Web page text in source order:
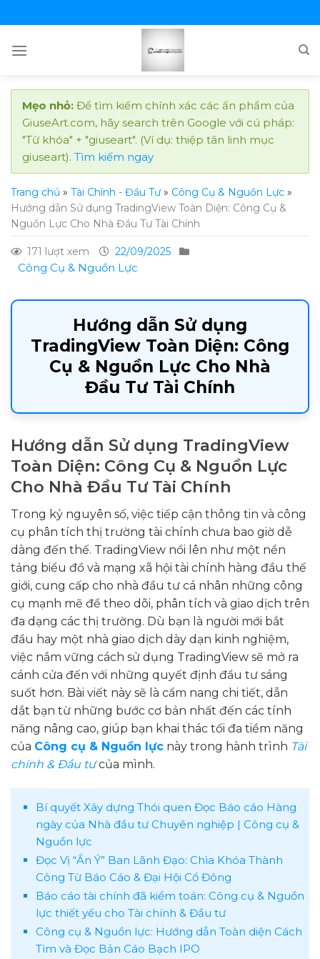
to
content
Mẹo nhỏ: Để tìm kiếm chính xác các ấn phẩm của
GiuseArt.com, hãy search trên Google với cú pháp:
"Từ khóa" + "giuseart". (Ví dụ: thiệp tân linh mục
giuseart). Tìm kiếm ngay
Trang chủ » Tài Chính - Đầu Tư» Công Cụ & Nguồn Lực »
Hướng dẫn Sử dụng TradingView Toàn Diện: Công Cụ &
Nguồn Lực Cho Nhà Đầu Tư Tài Chính
171 lượt xem 22/09/2025
Công Cụ & Nguồn Lực
Hướng dẫn Sử dụng
TradingView Toàn Diện: Công
Cụ & Nguồn Lực Cho Nhà
Đầu Tư Tài Chính
Hướng dẫn Sử dụng TradingView
Toàn Diện: Công Cụ & Nguồn Lực
Cho Nhà Đầu Tư Tài Chính
Trong kỷ nguyên số, việc tiếp cận thông tin và công
cụ phân tích thị trường tài chính chưa bao giờ dễ
dàng đến thế. TradingView nổi lên như một nền
tảng biểu đồ và mạng xã hội tài chính hàng đầu thế
giới, cung cấp cho nhà đầu tư cá nhân những công
cụ mạnh mẽ để theo dõi, phân tích và giao dịch trên
đa dạng các thị trường. Dù bạn là người mới bắt
đầu hay một nhà giao dịch dày dạn kinh nghiệm,
việc nắm vững cách sử dụng TradingView sẽ mở ra
cánh cửa đến với những quyết định đầu tư sáng
suốt hơn. Bài viết này sẽ là cẩm nang chi tiết, dẫn
dắt bạn từ những bước cơ bản nhất đến các tính
năng nâng cao, giúp bạn khai thác tối đa tiềm năng
của Công cụ & Nguồn lực này trong hành trình Tài
chính & Đầu tưcủa mình.
Bí quyết Xây dựng Thói quen Đọc Báo cáo Hàng
ngày của Nhà đầu tư Chuyên nghiệp | Công cụ &
Nguồn lực
Đọc Vị “Ẩn Ý” Ban Lãnh Đạo: Chìa Khóa Thành
Công Từ Báo Cáo & Đại Hội Cổ Đông
Báo cáo tài chính đã kiểm toán: Công cụ & Nguồn
lực thiết yếu cho Tài chính & Đầu tư
Công cụ & Nguồn lực: Hướng dẫn Toàn diện Cách
Tìm và Đọc Bản Cáo Bạch IPO